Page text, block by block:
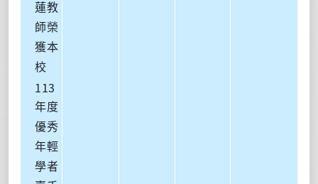
蓮教
師榮
獲本
校
113
年度
優秀
年輕
學者